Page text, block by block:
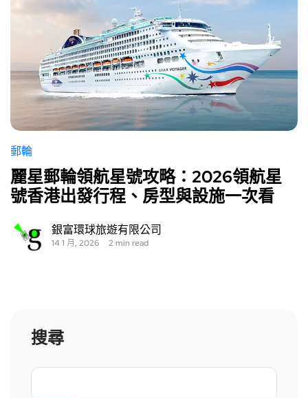
郵輪
麗星郵輪領航星號攻略：2026領航星
號香港出發行程、房型與設施一次看
銀富環球旅遊有限公司
14 1 月, 2026 2 min read
搜尋